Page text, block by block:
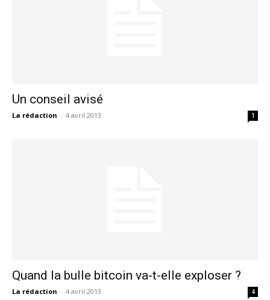
Un conseil avisé
La rédaction - 4 avril 2013 1
Quand la bulle bitcoin va-t-elle exploser ?
La rédaction - 4 avril 2013 4